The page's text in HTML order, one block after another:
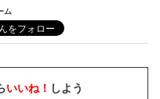
ム
いいね！ しよう